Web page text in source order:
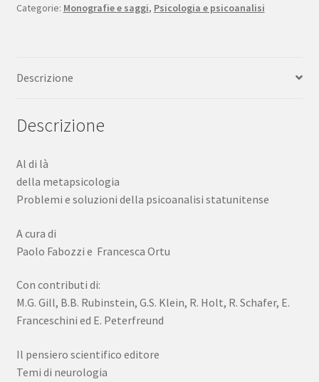
Categorie: Monografie e saggi, Psicologia e psicoanalisi
Descrizione
Descrizione
Al di là
della metapsicologia
Problemi e soluzioni della psicoanalisi statunitense
A cura di
Paolo Fabozzi e Francesca Ortu
Con contributi di:
M.G. Gill, B.B. Rubinstein, G.S. Klein, R. Holt, R. Schafer, E.
Franceschini ed E. Peterfreund
Il pensiero scientifico editore
Temi di neurologia